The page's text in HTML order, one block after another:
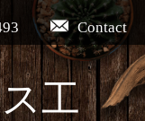
Contact
工